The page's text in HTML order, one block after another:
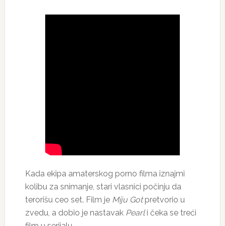
Kada ekipa amaterskog porno filma iznajmi
kolibu za snimanje, stari vlasnici počinju da
terorišu ceo set. Film je Miju Gotpretvorio u
zvedu, a dobio je nastavak Pearli čeka se treći